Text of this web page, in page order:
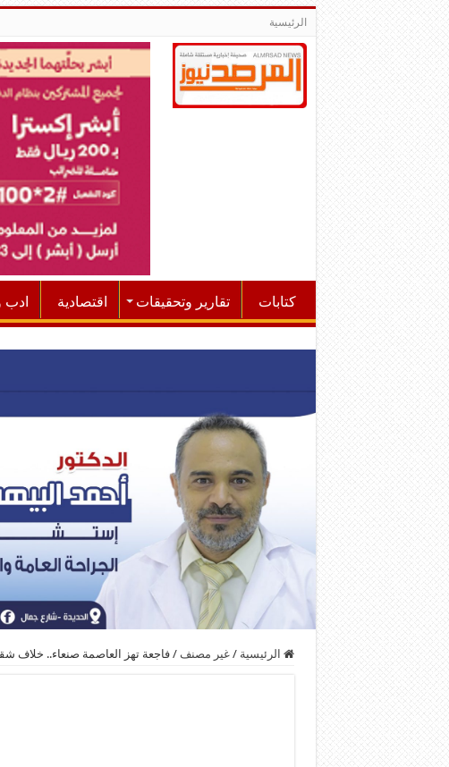
الرئيسية
كتابات تقارير وتحقيقات اقتصادية ادب
الرئيسية / غير مصنف / فاجعة تهز العاصمة صنعاء.. خلاف